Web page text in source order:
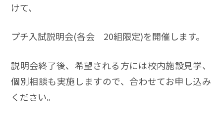
けて、
プチ入試説明会(各会 20組限定)を開催します。
説明会終了後、希望される方には校内施設見学、
個別相談も実施しますので、合わせてお申し込み
ください。